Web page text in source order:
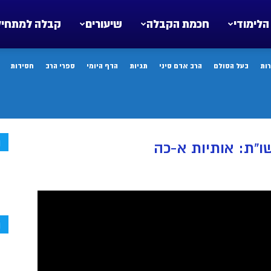
קבלה שיעורים חכמת הקבלה
בעל הסולם הרב אדם סיני תגיות הדף היומי ספרי הרב חסידות
אותיות א-כה